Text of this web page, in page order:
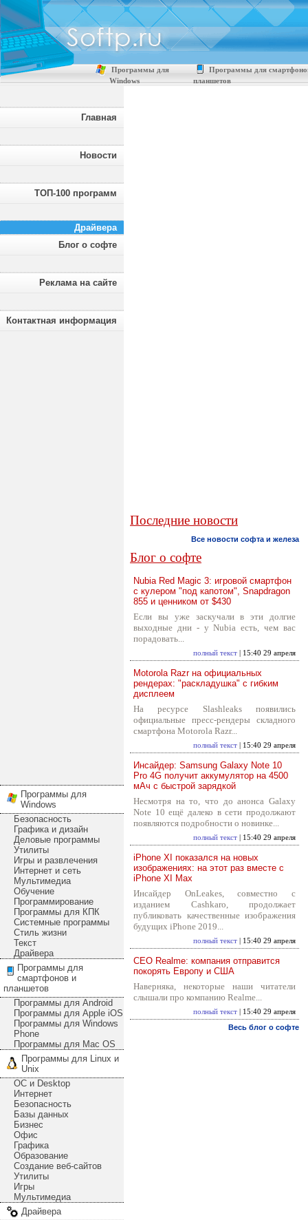
Программы для
Windows
Программы для
планшетов
Главная
Новости
ТОП-100 программ
Драйвера
Блог о софте
Реклама на сайте
Контактная информация
Программы для
Windows
Безопасность
Графика и дизайн
Деловые программы
Утилиты
Игры и развлечения
Интернет и сеть
Мультимедиа
Обучение
Программирование
Программы для КПК
Системные программы
Стиль жизни
Текст
Драйвера
Программы для
смартфонов и
планшетов
Программы для Android
Программы для Apple iOS
Программы для Windows
Phone
Программы для Mac OS
Программы для Linux и
Unix
ОС и Desktop
Интернет
Безопасность
Базы данных
Бизнес
Офис
Графика
Образование
Создание веб-сайтов
Утилиты
Игры
Мультимедиа
Драйвера
Последние новости
Все новости софта и железа
Блог о софте
Nubia Red Magic 3: игровой смартфон
с кулером "под капотом", Snapdragon
855 и ценником от $430
Если вы уже заскучали в эти долгие
выходные дни - у Nubia есть, чем вас
порадовать...
полный текст | 15:40 29 апреля
Motorola Razr на официальных
рендерах: "раскладушка" с гибким
дисплеем
На ресурсе Slashleaks появились
официальные пресс-рендеры складного
смартфона Motorola Razr...
полный текст | 15:40 29 апреля
Инсайдер: Samsung Galaxy Note 10
Pro 4G получит аккумулятор на 4500
мАч с быстрой зарядкой
Несмотря на то, что до анонса Galaxy
Note 10 ещё далеко в сети продолжают
появляются подробности о новинке...
полный текст | 15:40 29 апреля
iPhone XI показался на новых
изображениях: на этот раз вместе с
iPhone XI Max
Инсайдер OnLeakes, совместно с
изданием Cashkaro, продолжает
публиковать качественные изображения
будущих iPhone 2019...
полный текст | 15:40 29 апреля
CEO Realme: компания отправится
покорять Европу и США
Наверняка, некоторые наши читатели
слышали про компанию Realme...
полный текст | 15:40 29 апреля
Весь блог о софте